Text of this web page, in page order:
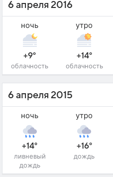
6 апреля 2016
ночь
+9°
облачность
утро
+14°
облачность
6 апреля 2015
ночь
+14°
ливневый
дождь
утро
+16°
дождь